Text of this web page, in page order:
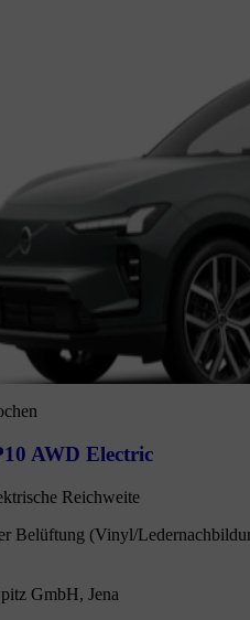
AWD Electric
Reichweite
Belüftung (Vinyl/
GmbH, Jena